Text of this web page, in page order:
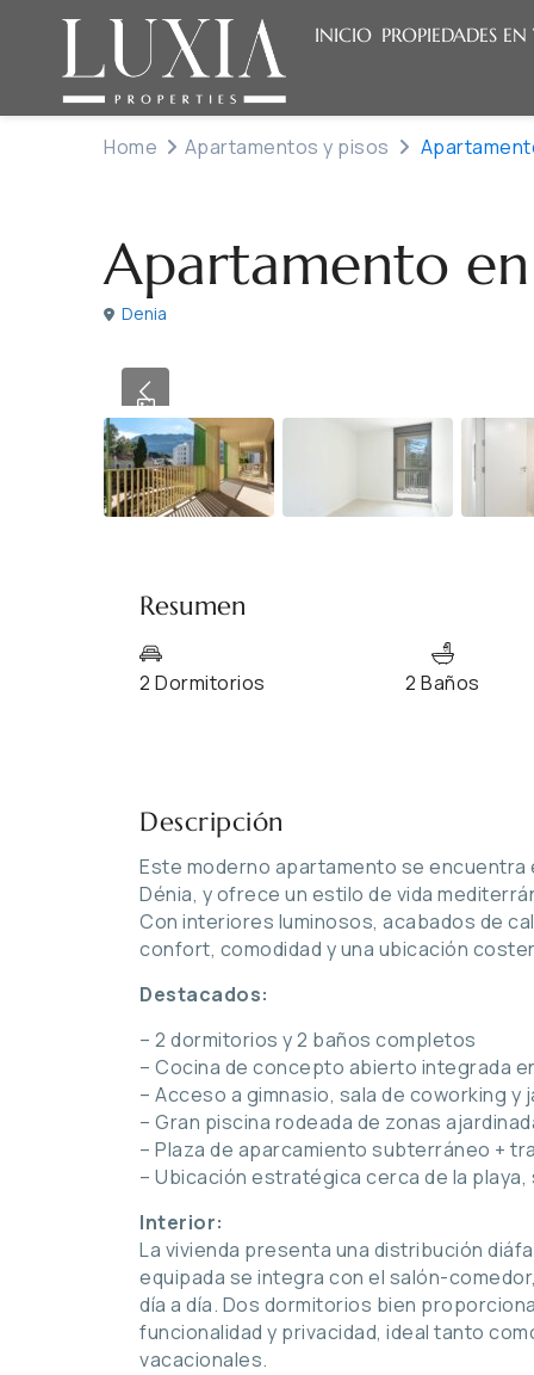
INICIO PROPIEDADES
Home Apartamentos y pisos
Apartamento
Denia
Previous
Resumen
2 Dormitorios 2 Baños
Descripción
Este moderno apartamento se
Dénia, y ofrece un estilo de vida
Con interiores luminosos, acabados de
confort, comodidad y una ubicación
Destacados:
– 2 dormitorios y 2 baños completos
– Cocina de concepto abierto integrada
– Acceso a gimnasio, sala de coworking y
– Gran piscina rodeada de zonas
– Plaza de aparcamiento subterráneo +
– Ubicación estratégica cerca de la
Interior:
La vivienda presenta una distribución
equipada se integra con el salón-
día a día. Dos dormitorios bien
funcionalidad y privacidad, ideal tanto
vacacionales.